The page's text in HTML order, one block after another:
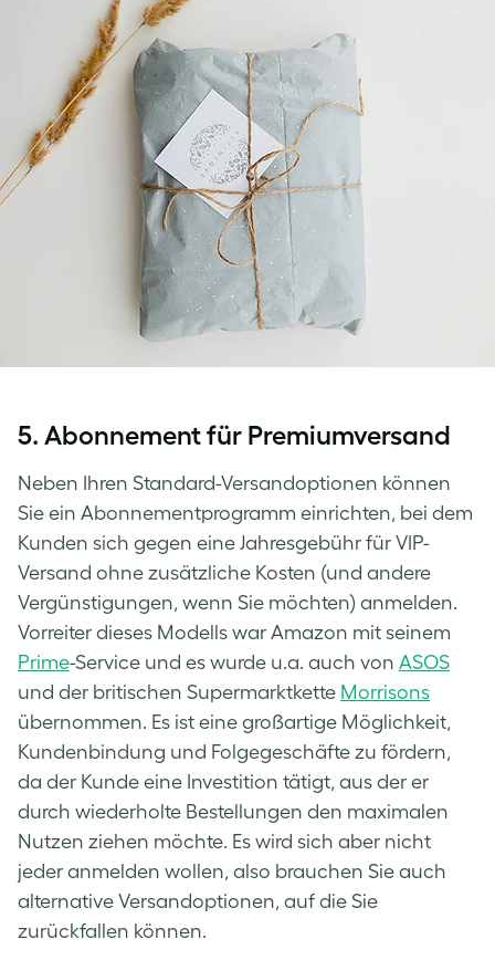
5. Abonnement für Premiumversand
Neben Ihren Standard-Versandoptionen können
Sie ein Abonnementprogramm einrichten, bei dem
Kunden sich gegen eine Jahresgebühr für VIP-
Versand ohne zusätzliche Kosten (und andere
Vergünstigungen, wenn Sie möchten) anmelden.
Vorreiter dieses Modells war Amazon mit seinem
Prime-Service und es wurde u.a. auch von ASOS
und der britischen Supermarktkette Morrisons
übernommen. Es ist eine großartige Möglichkeit,
Kundenbindung und Folgegeschäfte zu fördern,
da der Kunde eine Investition tätigt, aus der er
durch wiederholte Bestellungen den maximalen
Nutzen ziehen möchte. Es wird sich aber nicht
jeder anmelden wollen, also brauchen Sie auch
alternative Versandoptionen, auf die Sie
zurückfallen können.